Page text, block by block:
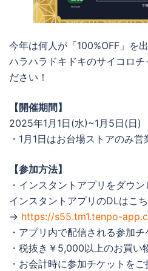
今年は何人が「100%OFF」を
ハラハラドキドキのサイコロチ
ださい！
【開催期間】
2025年1月1日(水)~1月5日(日)
・1月1日はお台場ストアのみ営
【参加方法】
・インスタントアプリをダウン
インスタントアプリのDLはこ
→ https://s55.tm1.tenpo-
・アプリ内で配信される参加チ
・税抜き￥5,000以上のお買い
・お会計時に参加チケットをご